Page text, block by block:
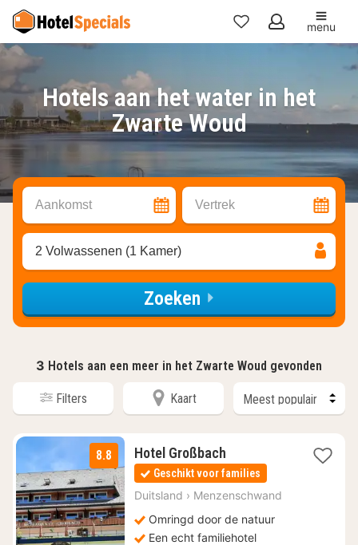
Mijn
menu
Hotels aan het water in het
Zwarte Woud
Aankomst Vertrek
2 Volwassenen (1 Kamer)
Zoeken
3 Hotels aan een meer in het Zwarte Woud gevonden
Filters Kaart
8.8 Hotel Großbach1
nacht
vanaf
€
Geschikt voor families
Duitsland › Menzenschwand
Omringd door de natuur
Een echt familiehotel